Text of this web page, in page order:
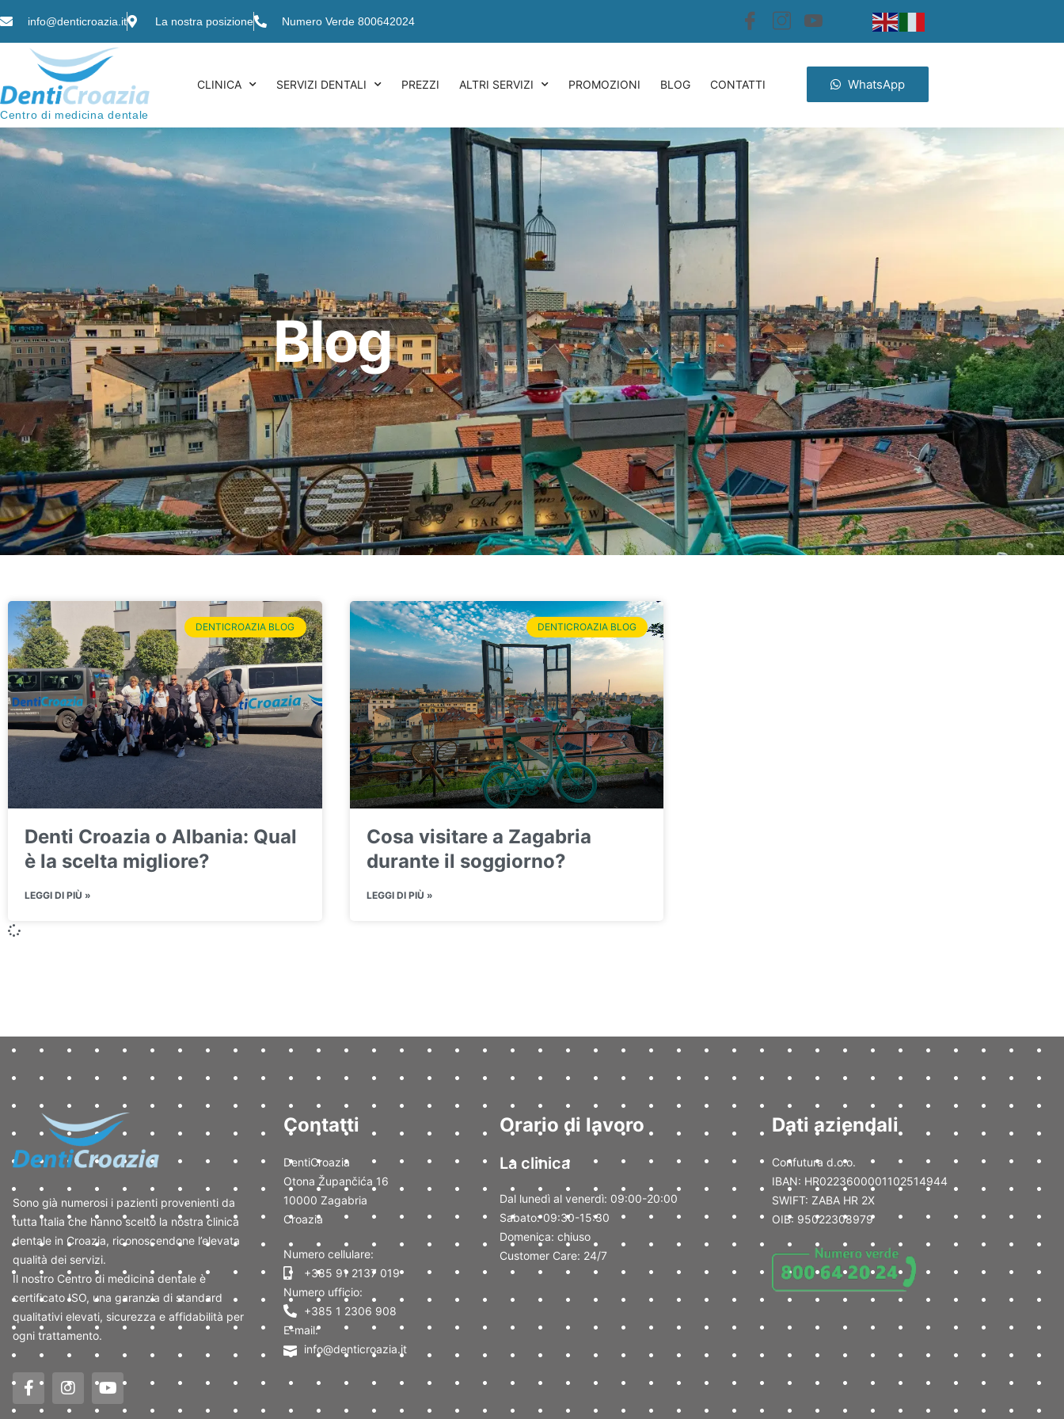
info@denticroazia.it La nostra posizione Numero Verde 800642024
Centro di medicina dentale
CLINICA SERVIZI DENTALI PREZZI ALTRI SERVIZI PROMOZIONI BLOG CONTATTI WhatsApp
Blog
DENTICROAZIA BLOG
Denti Croazia o Albania: Qual
è la scelta migliore?
LEGGI DI PIÙ »
DENTICROAZIA BLOG
Cosa visitare a Zagabria
durante il soggiorno?
LEGGI DI PIÙ »
Sono già numerosi i pazienti provenienti da
tutta Italia che hanno scelto la nostra clinica
dentale in Croazia, riconoscendone l’elevata
qualità dei servizi.
Il nostro Centro di medicina dentale è
certificato ISO, una garanzia di standard
qualitativi elevati, sicurezza e affidabilità per
ogni trattamento.
Contatti
DentiCroazia
Otona Župančića 16
10000 Zagabria
Croazia
Numero cellulare:
+385 91 2137 019
Numero ufficio:
+385 1 2306 908
E-mail:
info@denticroazia.it
Orario di lavoro
La clinica
Dal lunedì al venerdì: 09:00-20:00
Sabato: 09:30-15:30
Domenica: chiuso
Customer Care: 24/7
Dati aziendali
Confutura d.o.o.
IBAN: HR0223600001102514944
SWIFT: ZABA HR 2X
OIB: 95022308979